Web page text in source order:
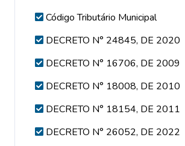
Código Tributário Municipal
DECRETO N° 24845, DE 2020
DECRETO N° 16706, DE 2009
DECRETO N° 18008, DE 2010
DECRETO N° 18154, DE 2011
DECRETO N° 26052, DE 2022